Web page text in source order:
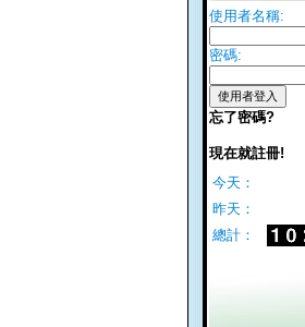
使用者名稱:
密碼:
忘了密碼?
現在就註冊!
今天：
昨天：
總計：